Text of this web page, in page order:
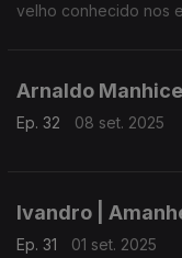
velho conhecido nos
Arnaldo Manhice
Ep. 32 08 set. 2025
Ivandro |
Ep. 31
01 set. 2025